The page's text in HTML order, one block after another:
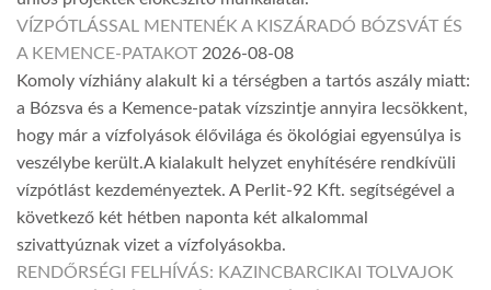
VÍZPÓTLÁSSAL MENTENÉK A KISZÁRADÓ BÓZSVÁT ÉS
A KEMENCE-PATAKOT 2026-08-08
Komoly vízhiány alakult ki a térségben a tartós aszály miatt:
a Bózsva és a Kemence-patak vízszintje annyira lecsökkent,
hogy már a vízfolyások élővilága és ökológiai egyensúlya is
veszélybe került.A kialakult helyzet enyhítésére rendkívüli
vízpótlást kezdeményeztek. A Perlit-92 Kft. segítségével a
következő két hétben naponta két alkalommal
szivattyúznak vizet a vízfolyásokba.
RENDŐRSÉGI FELHÍVÁS: KAZINCBARCIKAI TOLVAJOK